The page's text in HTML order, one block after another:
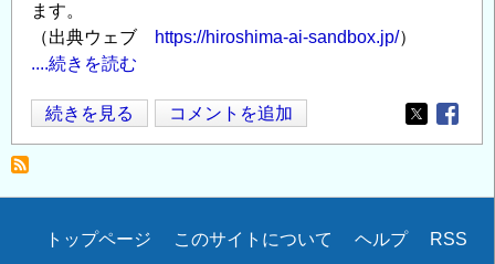
ます。
（出典ウェブ
https://hiroshima-ai-sandbox.jp/）
....続きを読む
【広
島
関
第
続きを見る コメントを追加
Opens in
Secondary
トップページ このサイトについて ヘルプ RSS